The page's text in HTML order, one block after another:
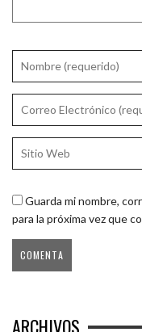
Guarda mi nombre,
para la próxima vez que
ARCHIVOS